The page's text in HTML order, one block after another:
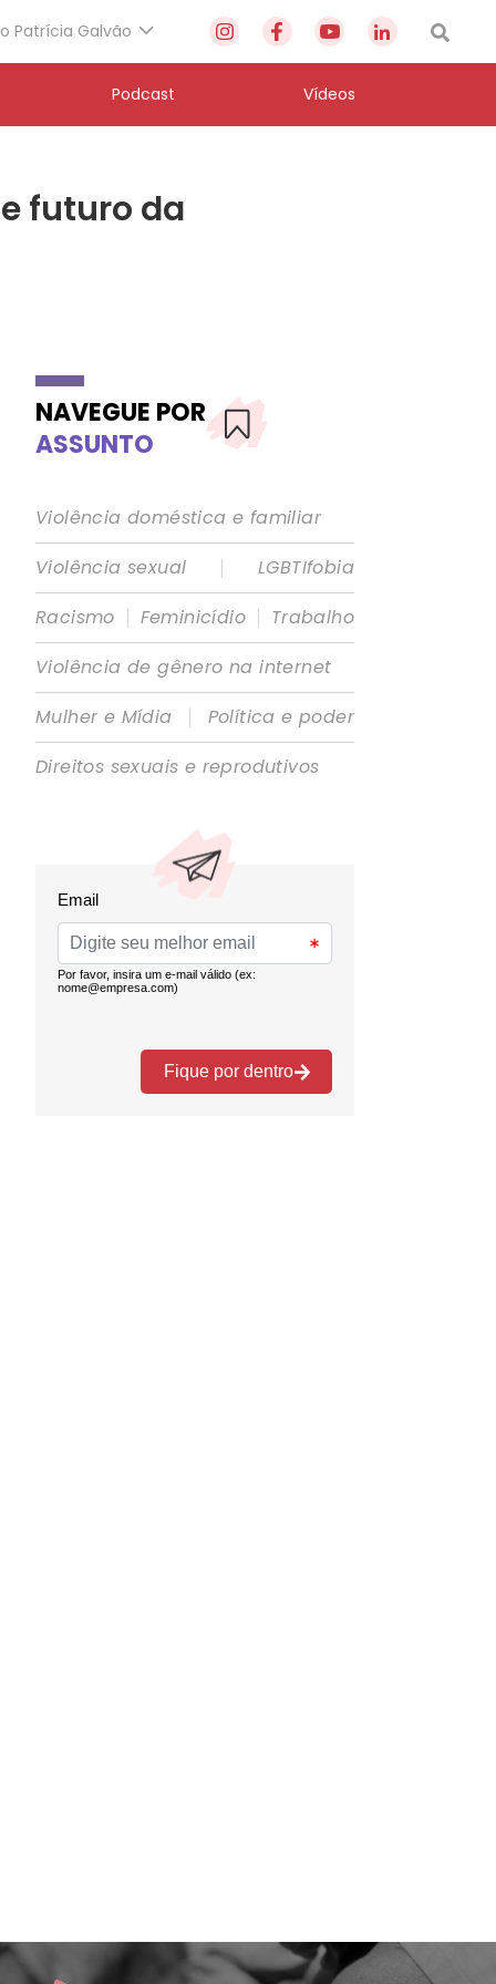
Patrícia Galvão
Podcast Vídeos
futuro da
NAVEGUE POR
ASSUNTO
Violência doméstica e familiar
Violência sexual
|
LGBTIfobia
Racismo | Feminicídio | Trabalho
Violência de gênero na internet
Mulher e Mídia
|
Política e poder
Direitos sexuais e reprodutivos